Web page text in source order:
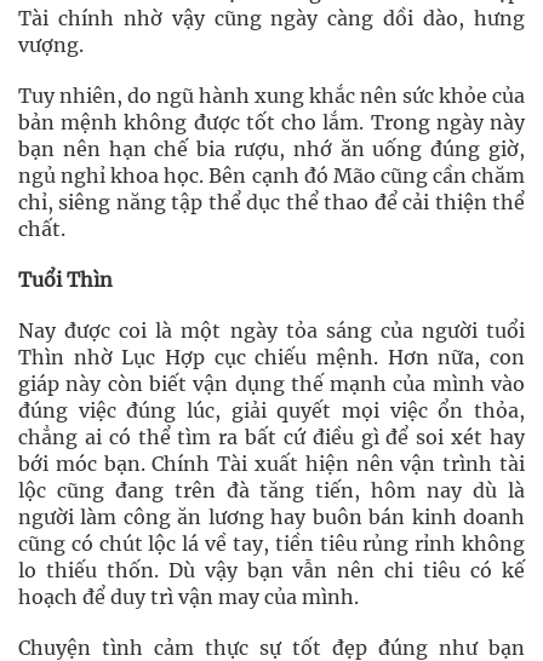
Tài chính nhờ vậy cũng ngày càng dồi dào, hưng
vượng.
Tuy nhiên, do ngũ hành xung khắc nên sức khỏe của
bản mệnh không được tốt cho lắm. Trong ngày này
bạn nên hạn chế bia rượu, nhớ ăn uống đúng giờ,
ngủ nghỉ khoa học. Bên cạnh đó Mão cũng cần chăm
chỉ, siêng năng tập thể dục thể thao để cải thiện thể
chất.
Tuổi Thìn
Nay được coi là một ngày tỏa sáng của người tuổi
Thìn nhờ Lục Hợp cục chiếu mệnh. Hơn nữa, con
giáp này còn biết vận dụng thế mạnh của mình vào
đúng việc đúng lúc, giải quyết mọi việc ổn thỏa,
chẳng ai có thể tìm ra bất cứ điều gì để soi xét hay
bới móc bạn. Chính Tài xuất hiện nên vận trình tài
lộc cũng đang trên đà tăng tiến, hôm nay dù là
người làm công ăn lương hay buôn bán kinh doanh
cũng có chút lộc lá về tay, tiền tiêu rủng rỉnh không
lo thiếu thốn. Dù vậy bạn vẫn nên chi tiêu có kế
hoạch để duy trì vận may của mình.
Chuyện tình cảm thực sự tốt đẹp đúng như bạn